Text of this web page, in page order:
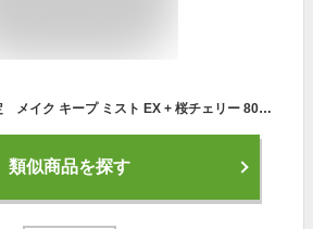
KOSE正規取扱店 限定 メイク キープ ミスト EX + 桜チェリー 80mL 保湿 潤い
類似商品を探す